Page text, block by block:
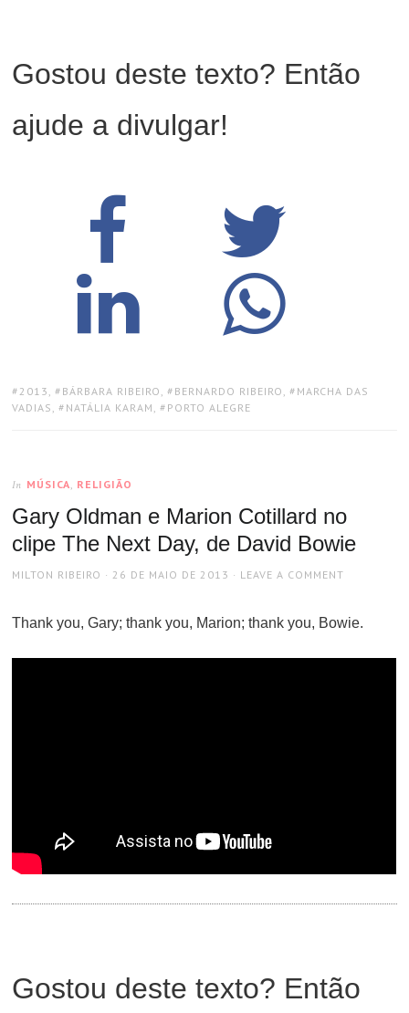
Gostou deste texto? Então
ajude a divulgar!
TAGS:
2013 , BÁRBARA RIBEIRO , BERNARDO RIBEIRO , MARCHA DAS
VADIAS , NATÁLIA KARAM , PORTO ALEGRE
In MÚSICA RELIGIÃO
Gary Oldman e Marion Cotillard no
clipe The Next Day, de David Bowie
AUTHOR
MILTON RIBEIRO
POSTED
26 DE MAIO DE 2013 LEAVE A COMMENT
Thank you, Gary; thank you, Marion; thank you, Bowie.
Gostou deste texto? Então